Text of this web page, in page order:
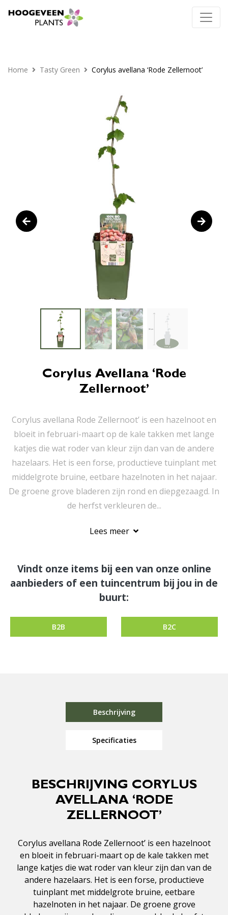
Home Tasty Green Corylus avellana ‘Rode Zellernoot’
Corylus Avellana ‘Rode
Zellernoot’
Corylus avellana Rode Zellernoot’ is een hazelnoot en
bloeit in februari-maart op de kale takken met lange
katjes die wat roder van kleur zijn dan van de andere
hazelaars. Het is een forse, productieve tuinplant met
middelgrote bruine, eetbare hazelnoten in het najaar.
De groene grove bladeren zijn rond en diepgezaagd. In
de herfst verkleuren de...
Lees meer
Vindt onze items bij een van onze online
aanbieders of een tuincentrum bij jou in de
buurt:
B2B B2C
Beschrijving
Specificaties
BESCHRIJVING CORYLUS
AVELLANA ‘RODE
ZELLERNOOT’
Corylus avellana Rode Zellernoot’ is een hazelnoot
en bloeit in februari-maart op de kale takken met
lange katjes die wat roder van kleur zijn dan van de
andere hazelaars. Het is een forse, productieve
tuinplant met middelgrote bruine, eetbare
hazelnoten in het najaar. De groene grove